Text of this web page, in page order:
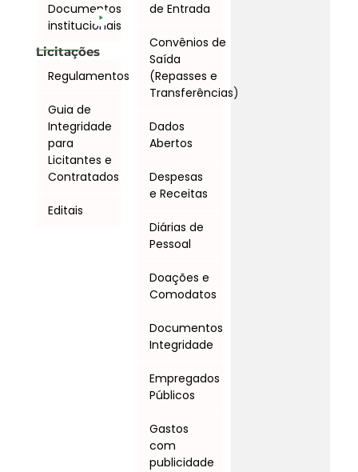
Documentos
institucionais
Licitações
Regulamentos
Guia de
Integridade
para
Licitantes e
Contratados
Editais
de Entrada
Convênios de
Saída
(Repasses e
Transferências)
Dados
Abertos
Despesas
e Receitas
Diárias de
Pessoal
Doações e
Comodatos
Documentos
Integridade
Empregados
Públicos
Gastos
com
publicidade